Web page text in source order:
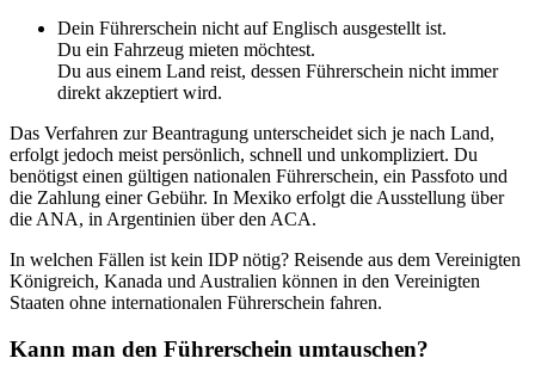
Dein Führerschein nicht auf Englisch ausgestellt ist.
Du ein Fahrzeug mieten möchtest.
Du aus einem Land reist, dessen Führerschein nicht immer
direkt akzeptiert wird.
Das Verfahren zur Beantragung unterscheidet sich je nach Land,
erfolgt jedoch meist persönlich, schnell und unkompliziert. Du
benötigst einen gültigen nationalen Führerschein, ein Passfoto und
die Zahlung einer Gebühr. In Mexiko erfolgt die Ausstellung über
die ANA, in Argentinien über den ACA.
In welchen Fällen ist kein IDP nötig? Reisende aus dem Vereinigten
Königreich, Kanada und Australien können in den Vereinigten
Staaten ohne internationalen Führerschein fahren.
Kann man den Führerschein umtauschen?